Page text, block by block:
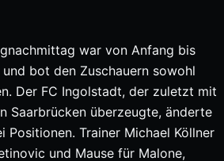
war von Anfang bis
bot den Zuschauern sowohl
Der FC Ingolstadt, der zuletzt mit
Saarbrücken überzeugte, änderte
Positionen. Trainer Michael Köllner
und Mause für Malone,